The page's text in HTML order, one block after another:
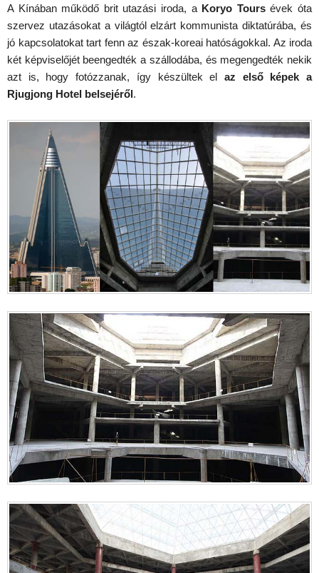
A Kínában működő brit utazási iroda, a Koryo Toursévek óta
szervez utazásokat a világtól elzárt kommunista diktatúrába, és
jó kapcsolatokat tart fenn az észak-koreai hatóságokkal. Az iroda
két képviselőjét beengedték a szállodába, és megengedték nekik
azt is, hogy fotózzanak, így készültek el az első képek a
Rjugjong Hotel belsejéről.